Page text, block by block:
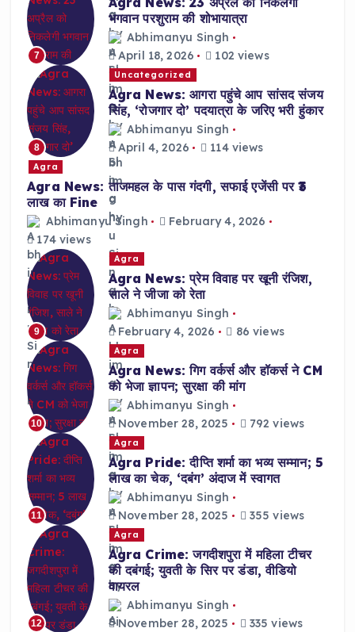
7
भगवान परशुराम की शोभायात्रा
Abhimanyu Singh
April 18, 2026
102 views
8
Uncategorized
Agra News: आगरा पहुंचे आप सांसद संजय
सिंह, ‘रोजगार दो’ पदयात्रा के जरिए भरी हुंकार
Abhimanyu Singh
April 4, 2026
114 views
Agra
Agra News: ताजमहल के पास गंदगी, सफाई एजेंसी पर ₹3
लाख का Fine
Abhimanyu Singh
February 4, 2026
174 views
9
Agra
Agra News: प्रेम विवाह पर खूनी रंजिश,
साले ने जीजा को रेता
Abhimanyu Singh
February 4, 2026
86 views
10
Agra
Agra News: गिग वर्कर्स और हॉकर्स ने CM
को भेजा ज्ञापन; सुरक्षा की मांग
Abhimanyu Singh
November 28, 2025
792 views
11
Agra
Agra Pride: दीप्ति शर्मा का भव्य सम्मान; 5
लाख का चेक, ‘दबंग’ अंदाज में स्वागत
Abhimanyu Singh
November 28, 2025
355 views
12
Agra
Agra Crime: जगदीशपुरा में महिला टीचर
की दबंगई; युवती के सिर पर डंडा, वीडियो
वायरल
Abhimanyu Singh
November 28, 2025
335 views